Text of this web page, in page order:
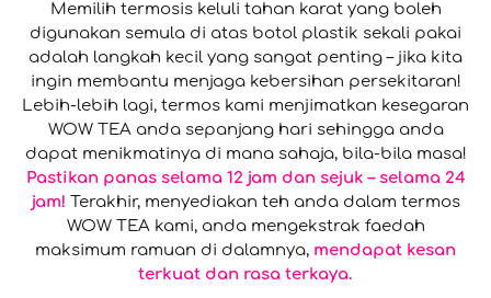
Memilih termosis keluli tahan karat yang boleh
digunakan semula di atas botol plastik sekali pakai
adalah langkah kecil yang sangat penting – jika kita
ingin membantu menjaga kebersihan persekitaran!
Lebih-lebih lagi, termos kami menjimatkan kesegaran
WOW TEA anda sepanjang hari sehingga anda
dapat menikmatinya di mana sahaja, bila-bila masa!
Pastikan panas selama 12 jam dan sejuk – selama 24
jam!
WOW TEA kami, anda mengekstrak faedah
maksimum ramuan di dalamnya, mendapat kesan
terkuat dan rasa terkaya.